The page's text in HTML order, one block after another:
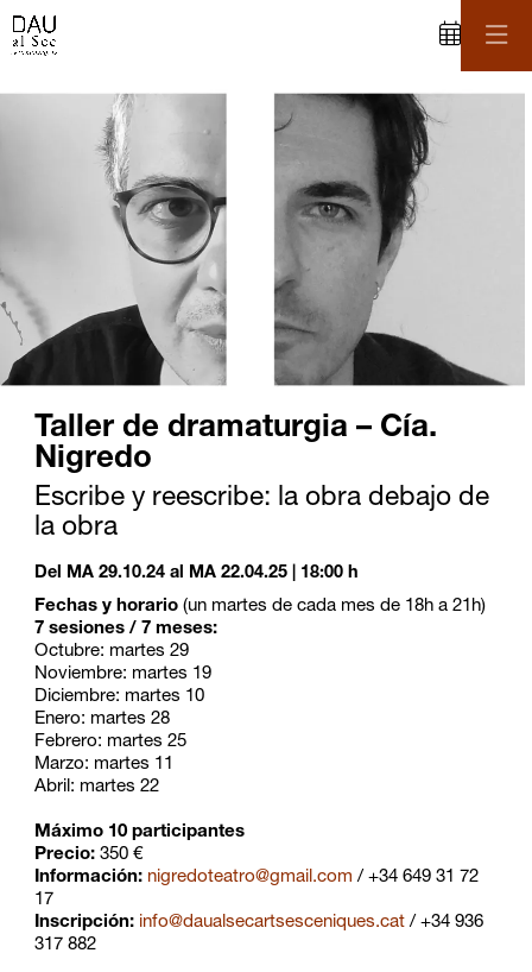
Taller de dramaturgia – Cía.
Nigredo
Escribe y reescribe: la obra debajo de
la obra
Del MA 29.10.24al MA 22.04.25| 18:00 h
Fechas y horario (un martes de cada mes de 18h a 21h)
7 sesiones / 7 meses:
Octubre: martes 29
Noviembre: martes 19
Diciembre: martes 10
Enero: martes 28
Febrero: martes 25
Marzo: martes 11
Abril: martes 22
Máximo 10 participantes
Precio:350 €
Información: nigredoteatro@gmail.com / +34 649 31 72
17
Inscripción: info@daualsecartsesceniques.cat/ +34 936
317 882